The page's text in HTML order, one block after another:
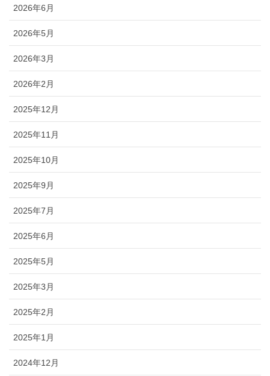
2026年6月
2026年5月
2026年3月
2026年2月
2025年12月
2025年11月
2025年10月
2025年9月
2025年7月
2025年6月
2025年5月
2025年3月
2025年2月
2025年1月
2024年12月